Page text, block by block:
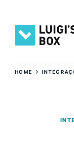
HOME ›